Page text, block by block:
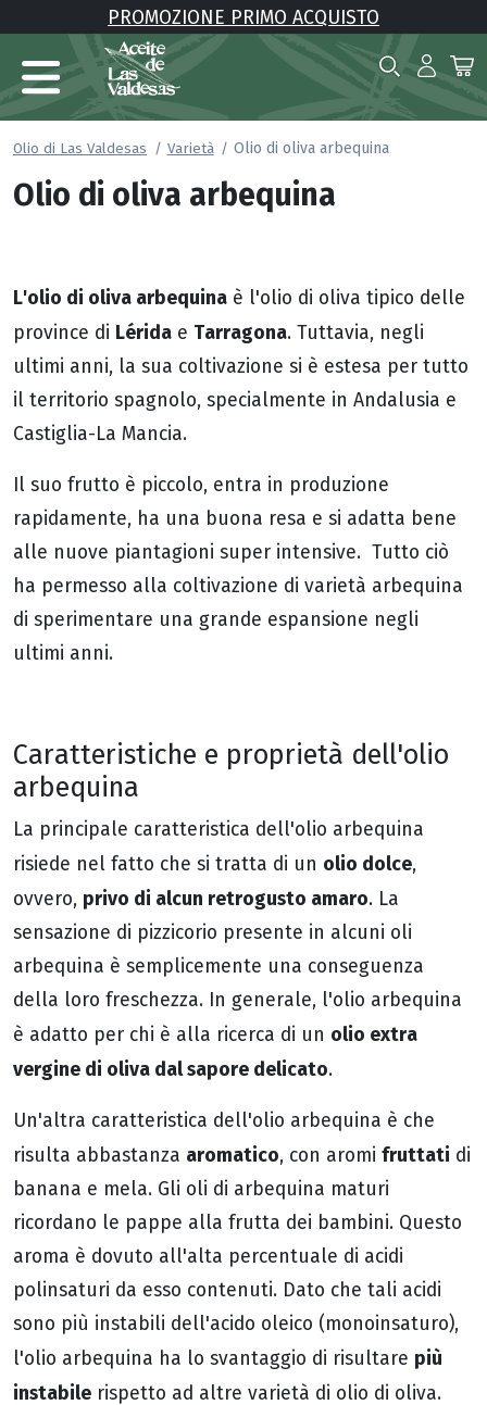
PROMOZIONE PRIMO ACQUISTO
Olio di Las Valdesas Varietà Olio di oliva arbequina
Olio di oliva arbequina
L'olio di oliva arbequina è l'olio di oliva tipico delle
province di Lérida e Tarragona. Tuttavia, negli
ultimi anni, la sua coltivazione si è estesa per tutto
il territorio spagnolo, specialmente in Andalusia e
Castiglia-La Mancia.
Il suo frutto è piccolo, entra in produzione
rapidamente, ha una buona resa e si adatta bene
alle nuove piantagioni super intensive. Tutto ciò
ha permesso alla coltivazione di varietà arbequina
di sperimentare una grande espansione negli
ultimi anni.
Caratteristiche e proprietà dell'olio
arbequina
La principale caratteristica dell'olio arbequina
risiede nel fatto che si tratta di un olio dolce,
ovvero, privo di alcun retrogusto amaro. La
sensazione di pizzicorio presente in alcuni oli
arbequina è semplicemente una conseguenza
della loro freschezza. In generale, l'olio arbequina
è adatto per chi è alla ricerca di un olio extra
vergine di oliva dal sapore delicato.
Un'altra caratteristica dell'olio arbequina è che
risulta abbastanza aromatico, con aromi fruttati di
banana e mela. Gli oli di arbequina maturi
ricordano le pappe alla frutta dei bambini. Questo
aroma è dovuto all'alta percentuale di acidi
polinsaturi da esso contenuti. Dato che tali acidi
sono più instabili dell'acido oleico (monoinsaturo),
l'olio arbequina ha lo svantaggio di risultare più
instabile rispetto ad altre varietà di olio di oliva.